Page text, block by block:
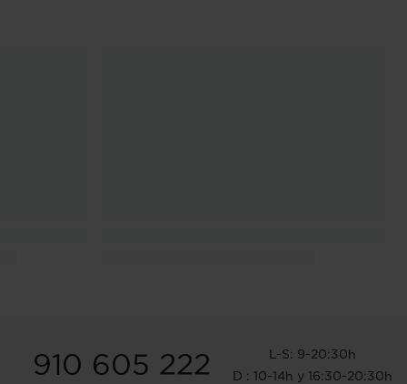
910 605 222
L-S: 9-20:30h
D : 10-14h y 16:30-20:30h